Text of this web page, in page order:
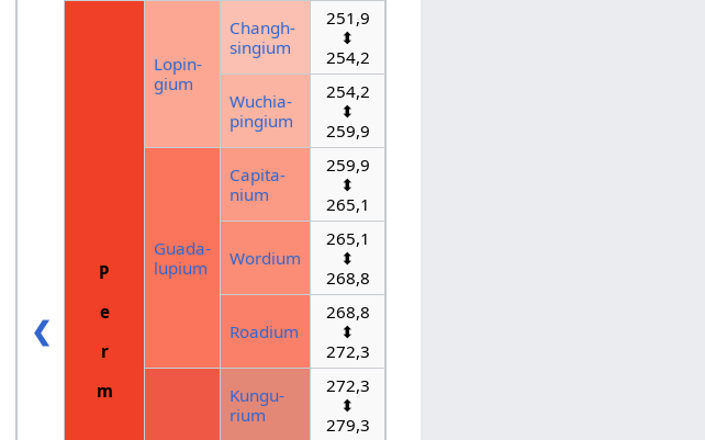
❮
P
e
r
m
Lopin­
gium
Changh­
singium
251,9
⬍
254,2
Wuchia­
pingium
254,2
⬍
259,9
Guada­
lupium
Capita­
nium
259,9
⬍
265,1
Wordium
265,1
⬍
268,8
Roadium
268,8
⬍
272,3
Kungu­
rium
272,3
⬍
279,3